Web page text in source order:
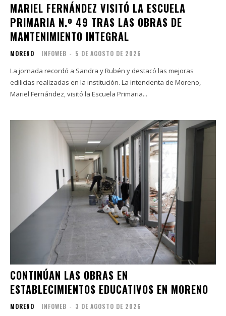
MARIEL FERNÁNDEZ VISITÓ LA ESCUELA
PRIMARIA N.º 49 TRAS LAS OBRAS DE
MANTENIMIENTO INTEGRAL
MORENO INFOWEB - 5 DE AGOSTO DE 2026
La jornada recordó a Sandra y Rubén y destacó las mejoras
edilicias realizadas en la institución. La intendenta de Moreno,
Mariel Fernández, visitó la Escuela Primaria...
CONTINÚAN LAS OBRAS EN
ESTABLECIMIENTOS EDUCATIVOS EN MORENO
MORENO INFOWEB - 3 DE AGOSTO DE 2026